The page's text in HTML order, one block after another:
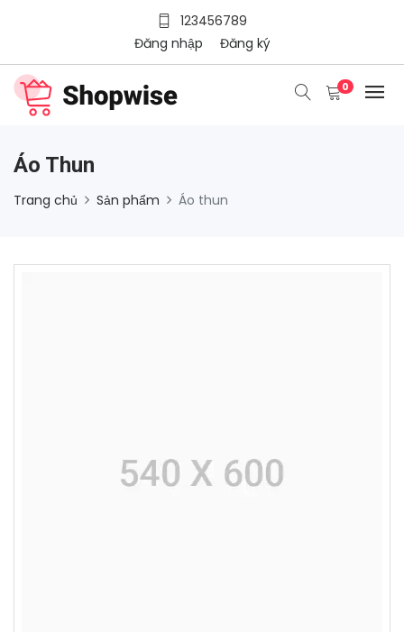
123456789
Đăng nhập
Đăng ký
0
Áo Thun
Trang chủ Sản phẩm Áo thun